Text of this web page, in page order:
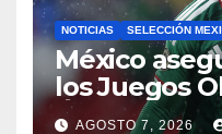
NOTICIAS SELECCIÓN
México
los Juegos
Ángeles
AGOSTO 7, 2026